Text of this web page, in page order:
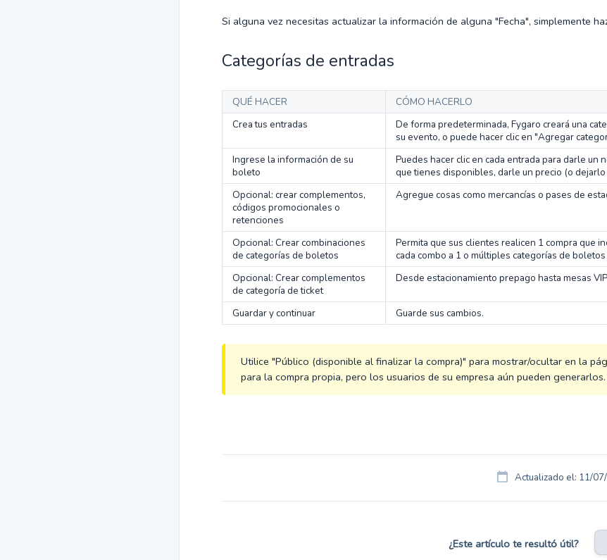
Si alguna vez necesitas actualizar la información de alguna "Fecha", simplemente
Categorías de entradas
QUÉ HACER
CÓMO HACERLO
Crea tus entradas
De forma predeterminada, Fygaro creará una
su evento, o puede hacer clic en "Agregar
Ingrese la información de su
boleto
Puedes hacer clic en cada entrada para darle
que tienes disponibles, darle un precio (o
Opcional: crear complementos,
códigos promocionales o
retenciones
Agregue cosas como mercancías o pases de
Opcional: Crear combinaciones
de categorías de boletos
Permita que sus clientes realicen 1 compra que
cada combo a 1 o múltiples categorías de boletos
Opcional: Crear complementos
de categoría de ticket
Desde estacionamiento prepago hasta mesas
Guardar y continuar Guarde sus cambios.
Utilice "Público (disponible al finalizar la compra)" para mostrar/ocultar en la
para la compra propia, pero los usuarios de su empresa aún pueden generarlos.
Actualizado el: 11/
¿Este artículo te resultó útil?